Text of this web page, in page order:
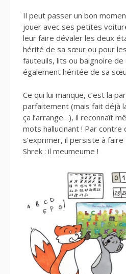
Il peut passer un bon
jouer avec ses petites
leur faire dévaler les deux
hérité de sa sœur ou pour
fauteuils, lits ou baignoire
également héritée de sa
Ce qui lui manque, c’est la
parfaitement (mais fait déjà
ça l’arrange…), il reconnaît
mots hallucinant ! Par contre
s’exprimer, il persiste à faire
Shrek : il meumeume !